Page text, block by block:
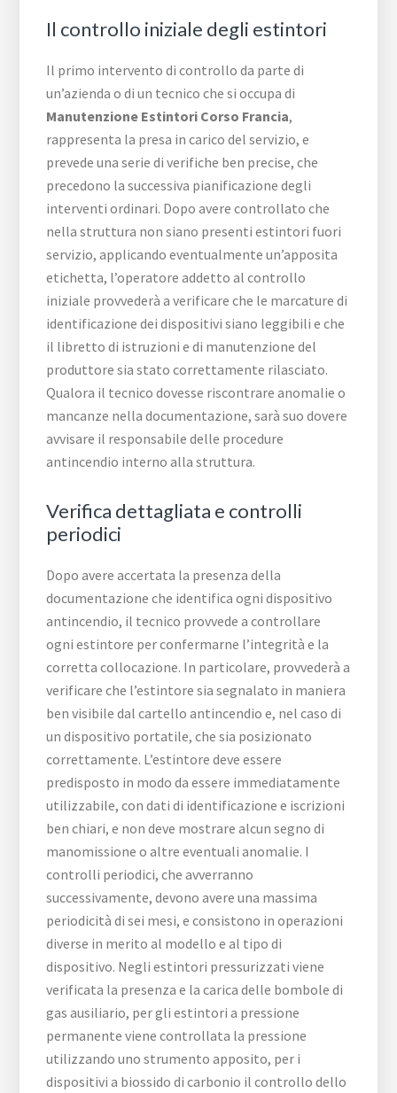
Il controllo iniziale degli estintori
Il primo intervento di controllo da parte di
un’azienda o di un tecnico che si occupa di
Manutenzione Estintori Corso Francia,
rappresenta la presa in carico del servizio, e
prevede una serie di verifiche ben precise, che
precedono la successiva pianificazione degli
interventi ordinari. Dopo avere controllato che
nella struttura non siano presenti estintori fuori
servizio, applicando eventualmente un’apposita
etichetta, l’operatore addetto al controllo
iniziale provvederà a verificare che le marcature di
identificazione dei dispositivi siano leggibili e che
il libretto di istruzioni e di manutenzione del
produttore sia stato correttamente rilasciato.
Qualora il tecnico dovesse riscontrare anomalie o
mancanze nella documentazione, sarà suo dovere
avvisare il responsabile delle procedure
antincendio interno alla struttura.
Verifica dettagliata e controlli
periodici
Dopo avere accertata la presenza della
documentazione che identifica ogni dispositivo
antincendio, il tecnico provvede a controllare
ogni estintore per confermarne l’integrità e la
corretta collocazione. In particolare, provvederà a
verificare che l’estintore sia segnalato in maniera
ben visibile dal cartello antincendio e, nel caso di
un dispositivo portatile, che sia posizionato
correttamente. L’estintore deve essere
predisposto in modo da essere immediatamente
utilizzabile, con dati di identificazione e iscrizioni
ben chiari, e non deve mostrare alcun segno di
manomissione o altre eventuali anomalie. I
controlli periodici, che avverranno
successivamente, devono avere una massima
periodicità di sei mesi, e consistono in operazioni
diverse in merito al modello e al tipo di
dispositivo. Negli estintori pressurizzati viene
verificata la presenza e la carica delle bombole di
gas ausiliario, per gli estintori a pressione
permanente viene controllata la pressione
utilizzando uno strumento apposito, per i
dispositivi a biossido di carbonio il controllo dello